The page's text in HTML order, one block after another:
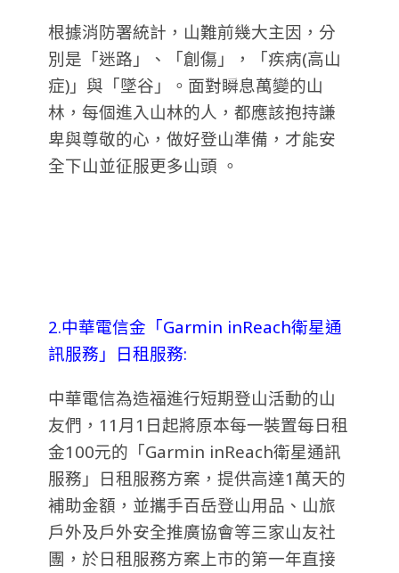
根據消防署統計，山難前幾大主因，分
別是「迷路」、「創傷」，「疾病(高山
症)」與「墜谷」。面對瞬息萬變的山
林，每個進入山林的人，都應該抱持謙
卑與尊敬的心，做好登山準備，才能安
全下山並征服更多山頭 。
2.中華電信金「Garmin inReach衛星通
訊服務」日租服務:
中華電信為造福進行短期登山活動的山
友們，11月1日起將原本每一裝置每日租
金100元的「Garmin inReach衛星通訊
服務」日租服務方案，提供高達1萬天的
補助金額，並攜手百岳登山用品、山旅
戶外及戶外安全推廣協會等三家山友社
團，於日租服務方案上市的第一年直接